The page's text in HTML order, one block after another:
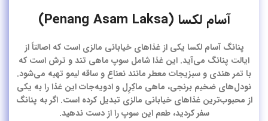
آسام لکسا (Penang Asam Laksa)
پنانگ آسام لکسا یکی از غذاهای خیابانی مالزی است که اصالتاً از
ایالت پنانگ می‌آید. این غذا شامل سوپ ماهی تند و ترش است که
با تمر هندی و سبزیجات معطر مانند نعناع و ساقه لیمو تهیه می‌شود.
نودل‌های ضخیم برنجی، ماهی ماکِرِل و ادویه‌جات این غذا را به یکی
از محبوب‌ترین غذاهای خیابانی مالزی تبدیل کرده است. اگر به پنانگ
سفر کردید، طعم این سوپ را از دست ندهید.